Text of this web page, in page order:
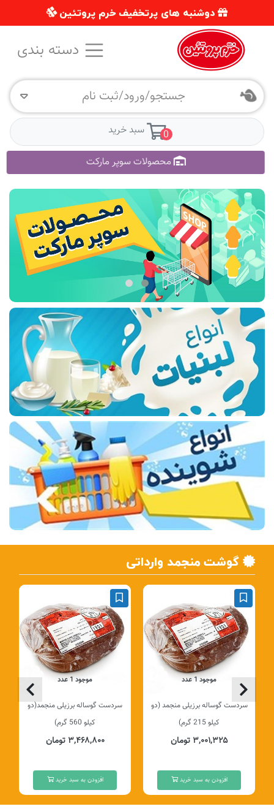
دوشنبه های پرتخفیف خرم پروتئین
جستجو/ورود/ثبت نام
0 سبد خرید
محصولات سوپر مارکت
گوشت منجمد وارداتی
موجود 1 عدد
سردست گوساله برزیلی منجمد (دو
کیلو 215 گرم)
۳,۰۰۱,۳۲۵ تومان
افزودن به سبد خرید
موجود 1 عدد
سردست گوساله برزیلی منجمد(دو
کیلو 560 گرم)
۳,۴۶۸,۸۰۰ تومان
افزودن به سبد خرید